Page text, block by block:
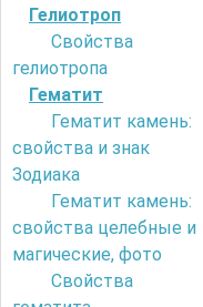
Гелиотроп
Свойства
гелиотропа
Гематит
Гематит камень:
свойства и знак
Зодиака
Гематит камень:
свойства целебные и
магические, фото
Свойства